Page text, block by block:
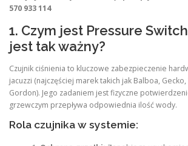
570 933 114
1. Czym jest Pressure
jest tak ważny?
Czujnik ciśnienia to kluczowe zabezpieczenie
jacuzzi (najczęściej marek takich jak Balboa,
Gordon). Jego zadaniem jest fizyczne
grzewczym przepływa odpowiednia ilość wody.
Rola czujnika w systemie: